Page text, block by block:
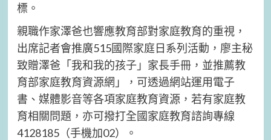
標。
親職作家澤爸也響應教育部對家庭教育的重視，
出席記者會推廣515國際家庭日系列活動，廖主秘
致贈澤爸「我和我的孩子」家長手冊，並推薦教
育部家庭教育資源網」，可透過網站運用電子
書、媒體影音等各項家庭教育資源，若有家庭教
育相關問題，亦可撥打全國家庭教育諮詢專線
4128185（手機加02）。